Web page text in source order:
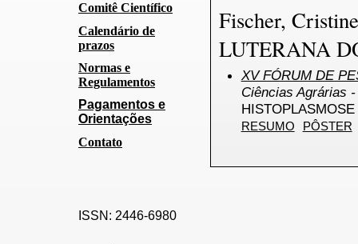
Comitê Científico
Calendário de
prazos
Normas e
Regulamentos
Pagamentos e
Orientações
Contato
ISSN: 2446-6980
Fischer,
LUTERANA
XV FÓRUM DE
Ciências Agrárias
RESUMO PÔSTER